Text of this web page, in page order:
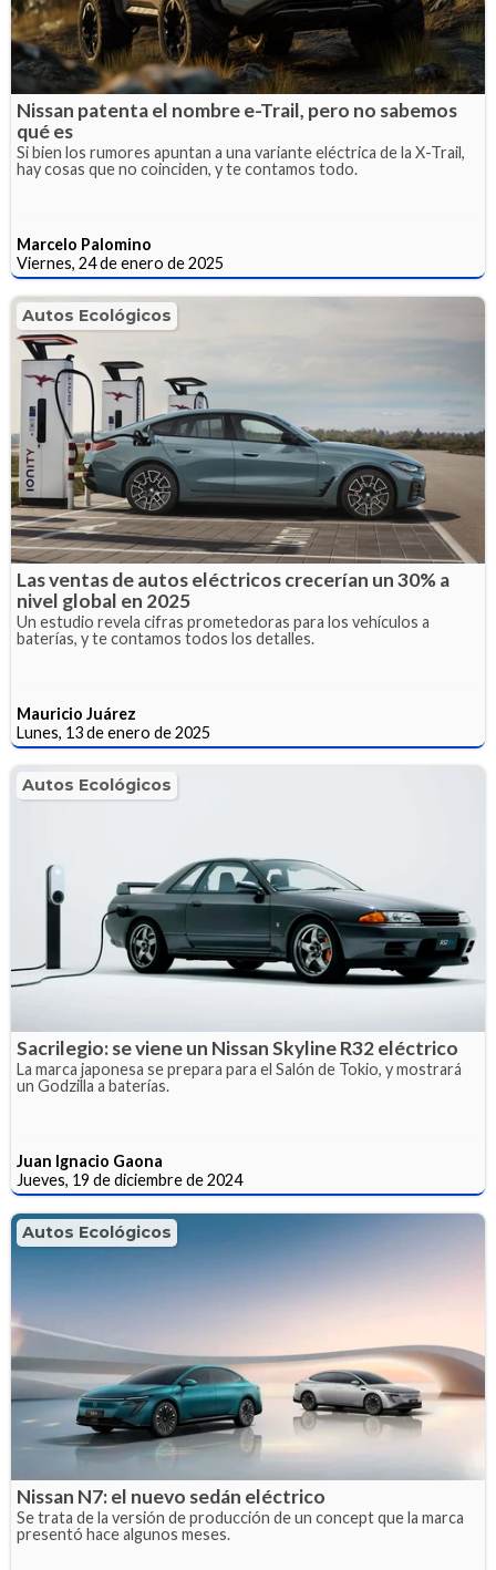
Nissan patenta el nombre e-Trail, pero no sabemos
qué es
Si bien los rumores apuntan a una variante eléctrica de la X-Trail,
hay cosas que no coinciden, y te contamos todo.
Marcelo Palomino
Viernes, 24 de enero de 2025
Autos Ecológicos
Las ventas de autos eléctricos crecerían un 30% a
nivel global en 2025
Un estudio revela cifras prometedoras para los vehículos a
baterías, y te contamos todos los detalles.
Mauricio Juárez
Lunes, 13 de enero de 2025
Autos Ecológicos
Sacrilegio: se viene un Nissan Skyline R32 eléctrico
La marca japonesa se prepara para el Salón de Tokio, y mostrará
un Godzilla a baterías.
Juan Ignacio Gaona
Jueves, 19 de diciembre de 2024
Autos Ecológicos
Nissan N7: el nuevo sedán eléctrico
Se trata de la versión de producción de un concept que la marca
presentó hace algunos meses.